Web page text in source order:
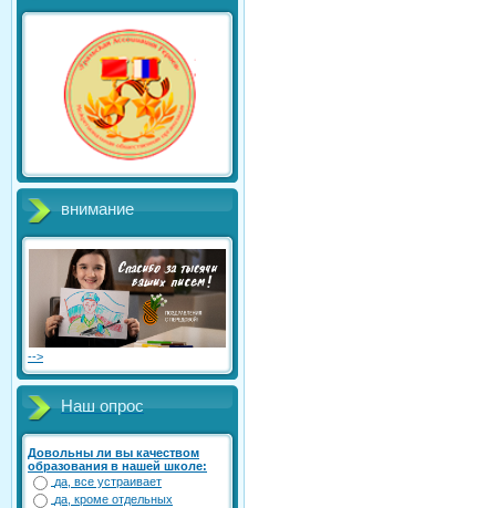
внимание
-->
Наш опрос
Довольны ли вы качеством
образования в нашей школе:
да, все устраивает
да, кроме отдельных